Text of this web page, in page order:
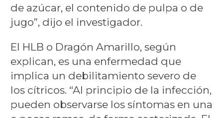
de azúcar, el contenido de pulpa o de
jugo”, dijo el investigador.
El HLB o Dragón Amarillo, según
explican, es una enfermedad que
implica un debilitamiento severo de
los cítricos. “Al principio de la infección,
pueden observarse los síntomas en una